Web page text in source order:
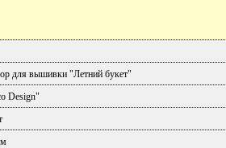
для вышивки "Летний букет"
Design"